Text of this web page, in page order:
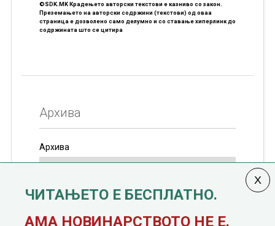
©SDK.MK Крадењето авторски текстови е казниво со закон.
Преземањето на авторски содржини (текстови) од оваа
страница е дозволено само делумно и со ставање хиперлинк до
содржината што се цитира
Архива
Архива
јануари, 1991 година
ЧИТАЊЕТО Е БЕСПЛАТНО.
АМА НОВИНАРСТВОТО НЕ Е.